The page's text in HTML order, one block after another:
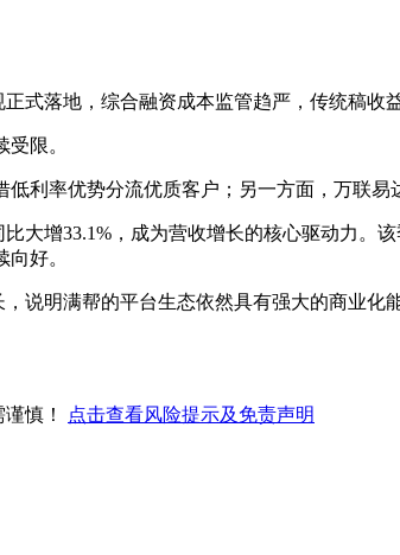
式落地，综合融资成本监管趋严，传统稿收
限。
利率优势分流优质客户；另一方面，万联易
增33.1%，成为营收增长的核心驱动力。
好。
说明满帮的平台生态依然具有强大的商业
慎！ 点击查看风险提示及免责声明